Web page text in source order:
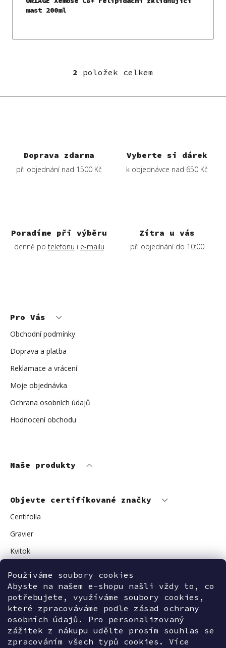
Používáme soubory cookies
Abyste na našem e-shopu našli vždy to, co
potřebujete, využíváme soubory cookies,
které zpracováváme podle zásad ochrany
osobních údajů. Pro personalizovaný
zážitek z nákupu udělte prosím souhlas se
zpracováním všech typů cookies. Více
mast 200ml
O
l
2 položek celkem
Doprava zdarma
při objednání nad 1500 Kč
Vyberte si dárek
k objednávce nad 650 Kč
Poradíme při výběru
denně po telefonu i e-mailu
Zítra u vás
při objednání do 10:00
Pro Vás
Obchodní podmínky
Doprava a platba
Reklamace a vrácení
Moje objednávka
Ochrana osobních údajů
Hodnocení obchodu
Naše produkty
Objevte certifikované značky
Centifolia
Gravier
Kvitok
Avant Skincare
Sonnentor